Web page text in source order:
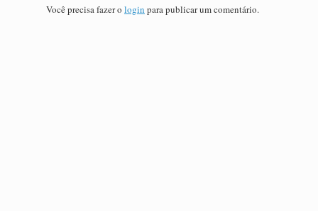
Você precisa fazer o login para publicar um comentário.